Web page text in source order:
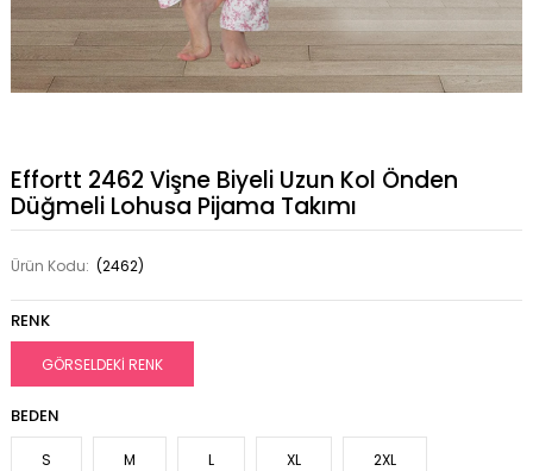
Effortt 2462 Vişne Biyeli Uzun Kol Önden
Düğmeli Lohusa Pijama Takımı
Ürün Kodu: (2462)
RENK
GÖRSELDEKİ RENK
BEDEN
S M L XL 2XL